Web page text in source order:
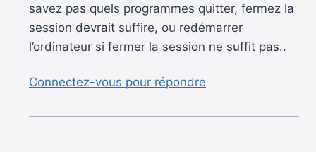
savez pas quels programmes quitter, fermez la
session devrait suffire, ou redémarrer
l’ordinateur si fermer la session ne suffit pas..
Connectez-vous pour répondre